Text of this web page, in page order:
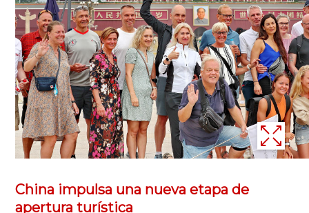
China impulsa una nueva etapa de
apertura turística